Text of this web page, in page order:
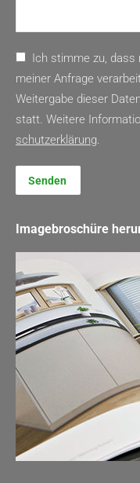
Ich stimme zu, dass
meiner Anfrage
Weitergabe dieser
statt. Weitere
schutz­erklärung.
Senden
Imagebroschüre